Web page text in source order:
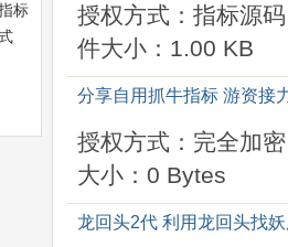
标
授权方式：指标源码
件大小：1.00 KB
分享自用抓牛指标 游资接
授权方式：完全加密
大小：0 Bytes
龙回头2代 利用龙回头找